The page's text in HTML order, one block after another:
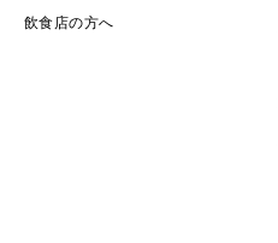
飲食店の方へ